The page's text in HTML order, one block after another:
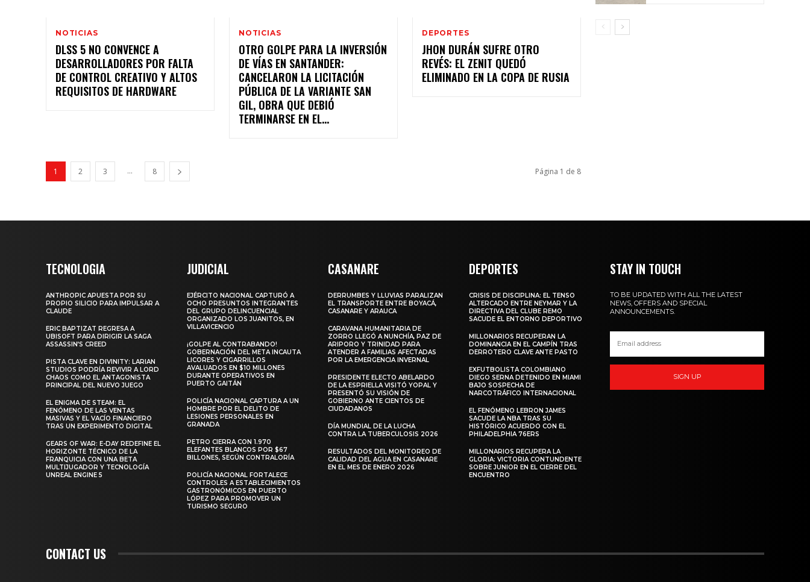
NOTICIAS
DLSS 5 NO CONVENCE A
DESARROLLADORES POR FALTA
DE CONTROL CREATIVO Y ALTOS
REQUISITOS DE HARDWARE
NOTICIAS
OTRO GOLPE PARA LA INVERSIÓN
DE VÍAS EN SANTANDER:
CANCELARON LA LICITACIÓN
PÚBLICA DE LA VARIANTE SAN
GIL, OBRA QUE DEBIÓ
TERMINARSE EN EL...
DEPORTES
JHON DURÁN SUFRE OTRO
REVÉS: EL ZENIT QUEDÓ
ELIMINADO EN LA COPA DE RUSIA
1 2 3 ... 8 Página 1 de 8
TECNOLOGIA
ANTHROPIC APUESTA POR SU
PROPIO SILICIO PARA IMPULSAR A
CLAUDE
ERIC BAPTIZAT REGRESA A
UBISOFT PARA DIRIGIR LA SAGA
ASSASSIN’S CREED
PISTA CLAVE EN DIVINITY: LARIAN
STUDIOS PODRÍA REVIVIR A LORD
CHAOS COMO EL ANTAGONISTA
PRINCIPAL DEL NUEVO JUEGO
EL ENIGMA DE STEAM: EL
FENÓMENO DE LAS VENTAS
MASIVAS Y EL VACÍO FINANCIERO
TRAS UN EXPERIMENTO DIGITAL
GEARS OF WAR: E-DAY REDEFINE EL
HORIZONTE TÉCNICO DE LA
FRANQUICIA CON UNA BETA
MULTIJUGADOR Y TECNOLOGÍA
UNREAL ENGINE 5
JUDICIAL
EJÉRCITO NACIONAL CAPTURÓ A
OCHO PRESUNTOS INTEGRANTES
DEL GRUPO DELINCUENCIAL
ORGANIZADO LOS JUANITOS, EN
VILLAVICENCIO
¡GOLPE AL CONTRABANDO!
GOBERNACIÓN DEL META INCAUTA
LICORES Y CIGARRILLOS
AVALUADOS EN $10 MILLONES
DURANTE OPERATIVOS EN
PUERTO GAITÁN
POLICÍA NACIONAL CAPTURA A UN
HOMBRE POR EL DELITO DE
LESIONES PERSONALES EN
GRANADA
PETRO CIERRA CON 1.970
ELEFANTES BLANCOS POR $67
BILLONES, SEGÚN CONTRALORÍA
POLICÍA NACIONAL FORTALECE
CONTROLES A ESTABLECIMIENTOS
GASTRONÓMICOS EN PUERTO
LÓPEZ PARA PROMOVER UN
TURISMO SEGURO
CASANARE
DERRUMBES Y LLUVIAS PARALIZAN
EL TRANSPORTE ENTRE BOYACÁ,
CASANARE Y ARAUCA
CARAVANA HUMANITARIA DE
ZORRO LLEGÓ A NUNCHÍA, PAZ DE
ARIPORO Y TRINIDAD PARA
ATENDER A FAMILIAS AFECTADAS
POR LA EMERGENCIA INVERNAL
PRESIDENTE ELECTO ABELARDO
DE LA ESPRIELLA VISITÓ YOPAL Y
PRESENTÓ SU VISIÓN DE
GOBIERNO ANTE CIENTOS DE
CIUDADANOS
DÍA MUNDIAL DE LA LUCHA
CONTRA LA TUBERCULOSIS 2026
RESULTADOS DEL MONITOREO DE
CALIDAD DEL AGUA EN CASANARE
EN EL MES DE ENERO 2026
DEPORTES
CRISIS DE DISCIPLINA: EL TENSO
ALTERCADO ENTRE NEYMAR Y LA
DIRECTIVA DEL CLUBE REMO
SACUDE EL ENTORNO DEPORTIVO
MILLONARIOS RECUPERAN LA
DOMINANCIA EN EL CAMPÍN TRAS
DERROTERO CLAVE ANTE PASTO
EXFUTBOLISTA COLOMBIANO
DIEGO SERNA DETENIDO EN MIAMI
BAJO SOSPECHA DE
NARCOTRÁFICO INTERNACIONAL
EL FENÓMENO LEBRON JAMES
SACUDE LA NBA TRAS SU
HISTÓRICO ACUERDO CON EL
PHILADELPHIA 76ERS
MILLONARIOS RECUPERA LA
GLORIA: VICTORIA CONTUNDENTE
SOBRE JUNIOR EN EL CIERRE DEL
ENCUENTRO
STAY IN TOUCH
TO BE UPDATED WITH ALL THE LATEST
NEWS, OFFERS AND SPECIAL
ANNOUNCEMENTS.
SIGN UP
CONTACT US